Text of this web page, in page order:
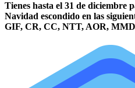
Tienes hasta el 31 de diciembre
Navidad escondido en las
GIF, CR, CC, NTT, AOR,